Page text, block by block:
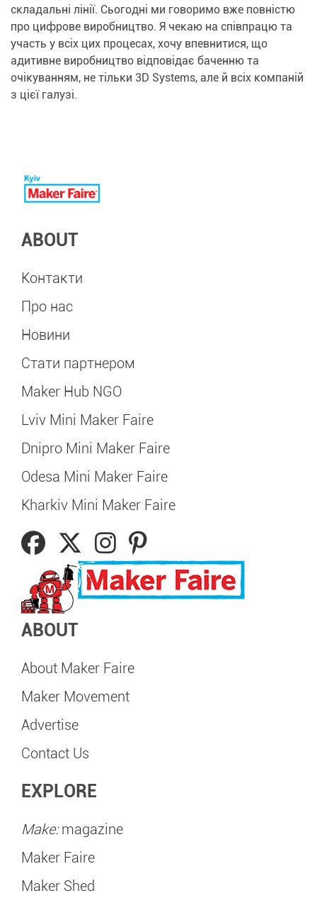
складальні лінії. Сьогодні ми говоримо вже повністю
про цифрове виробництво. Я чекаю на співпрацю та
участь у всіх цих процесах, хочу впевнитися, що
адитивне виробництво відповідає баченню та
очікуванням, не тільки 3D Systems, але й всіх компаній
з цієї галузі.
ABOUT
Контакти
Про нас
Новини
Стати партнером
Maker Hub NGO
Lviv Mini Maker Faire
Dnipro Mini Maker Faire
Odesa Mini Maker Faire
Kharkiv Mini Maker Faire
ABOUT
About Maker Faire
Maker Movement
Advertise
Contact Us
EXPLORE
Make:magazine
Maker Faire
Maker Shed